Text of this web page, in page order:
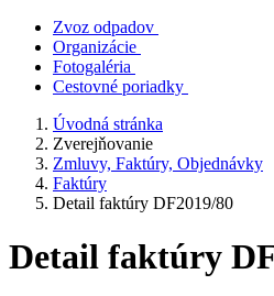
Zvoz odpadov
Organizácie
Fotogaléria
Cestovné poriadky
Úvodná stránka
Zverejňovanie
Zmluvy, Faktúry, Objednávky
Faktúry
Detail faktúry DF2019/80
Detail faktúry